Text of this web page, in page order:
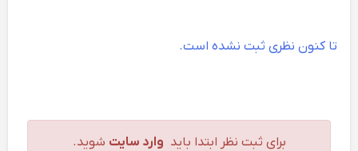
طبیعی
برای ثبت نظر ابتدا باید وارد سایت شوید.
تا کنون نظری ثبت نشده است.